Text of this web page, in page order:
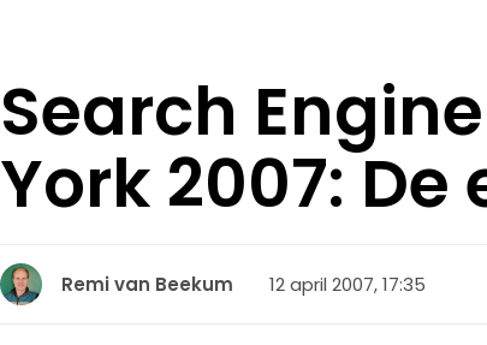
Search
York 2007:
Remi van Beekum 12 april 2007, 17:35